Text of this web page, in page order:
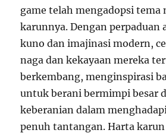
game telah mengadopsi tema
karunnya. Dengan perpaduan
kuno dan imajinasi modern,
naga dan kekayaan mereka
berkembang, menginspirasi
untuk berani bermimpi besar
keberanian dalam
penuh tantangan. Harta